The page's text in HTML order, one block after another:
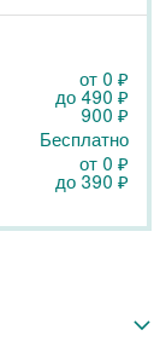
от 0 ₽
до 490 ₽
900 ₽
Бесплатно
от 0 ₽
до 390 ₽